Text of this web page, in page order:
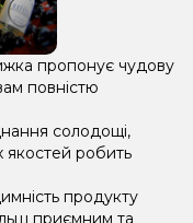
пропонує чудову
повністю
солодощі,
якостей робить
продукту
приємним та